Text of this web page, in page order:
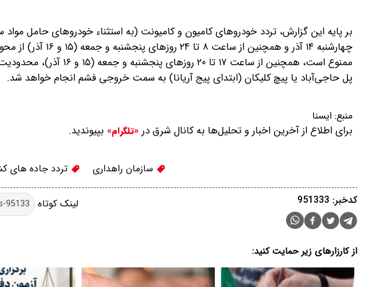
چهارشنبه ۱۴ آذر و
ممنوع است، همچنین از ساعت
پل حاجی‌آباد یا پیچ کلیکان (ابتدای پیج آریانا) به سمت خروجی فشم انجام خواهد شد.
منبع: ايسنا
برای اطلاع از آخرین اخبار و تحلیل‌ها به کانال شرق در «تلگرام» بپیوندید.
سازمان راهداری تردد جاده های
لینک کوتاه کدخبر: 951333
از کارزارهای زیر حمایت کنید: